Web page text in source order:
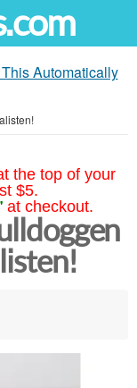
Automatically
the top of your
$5.
at checkout.